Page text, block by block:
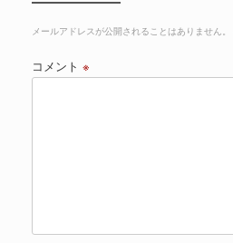
メールアドレスが公開されることはありません。
コメント ※